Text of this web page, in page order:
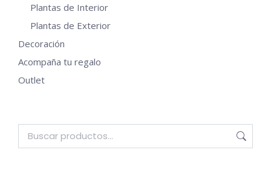
Plantas de Interior
Plantas de Exterior
Decoración
Acompaña tu regalo
Outlet